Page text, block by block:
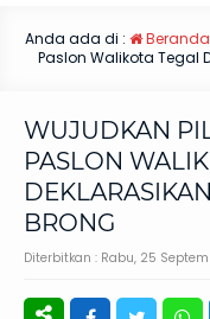
Anda ada di : Beranda
Paslon Walikota Tegal
WUJUDKAN
PASLON
BRONG
Diterbitkan : Rabu, 25